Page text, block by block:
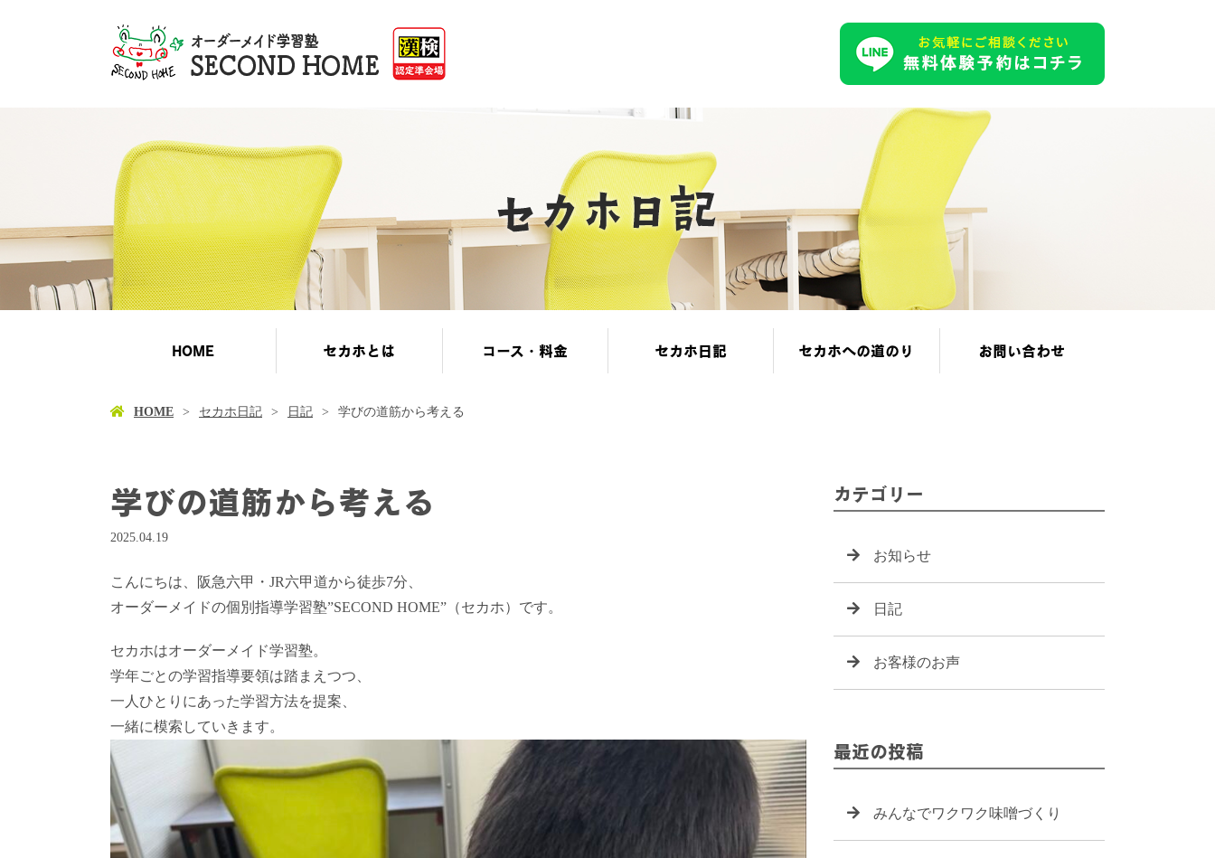
HOME セカホとは コース・料金 セカホ日記 セカホへの道のり お問い合わせ
HOME セカホ日記 日記 学びの道筋から考える
学びの道筋から考える
2025.04.19
こんにちは、阪急六甲・JR六甲道から徒歩7分、
オーダーメイドの個別指導学習塾”SECOND HOME”（セカホ）です。
セカホはオーダーメイド学習塾。
学年ごとの学習指導要領は踏まえつつ、
一人ひとりにあった学習方法を提案、
一緒に模索していきます。
カテゴリー
お知らせ
日記
お客様のお声
最近の投稿
みんなでワクワク味噌づくり